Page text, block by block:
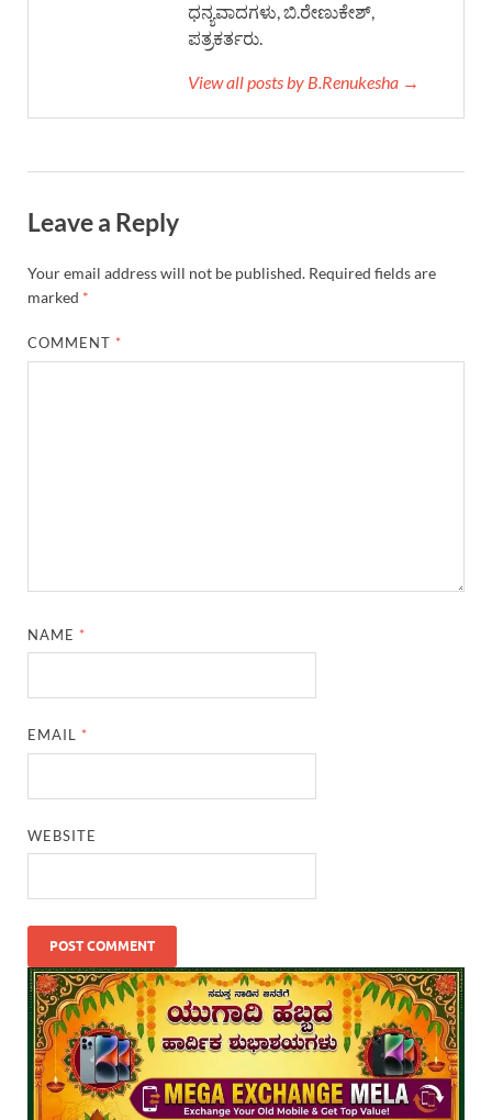
ಧನ್ಯವಾದಗಳು, ಬಿ.ರೇಣುಕೇಶ್,
ಪತ್ರಕರ್ತರು.
View all posts by B.Renukesha →
Leave a Reply
Your email address will not be published. Required fields are
marked *
COMMENT *
NAME *
EMAIL *
WEBSITE